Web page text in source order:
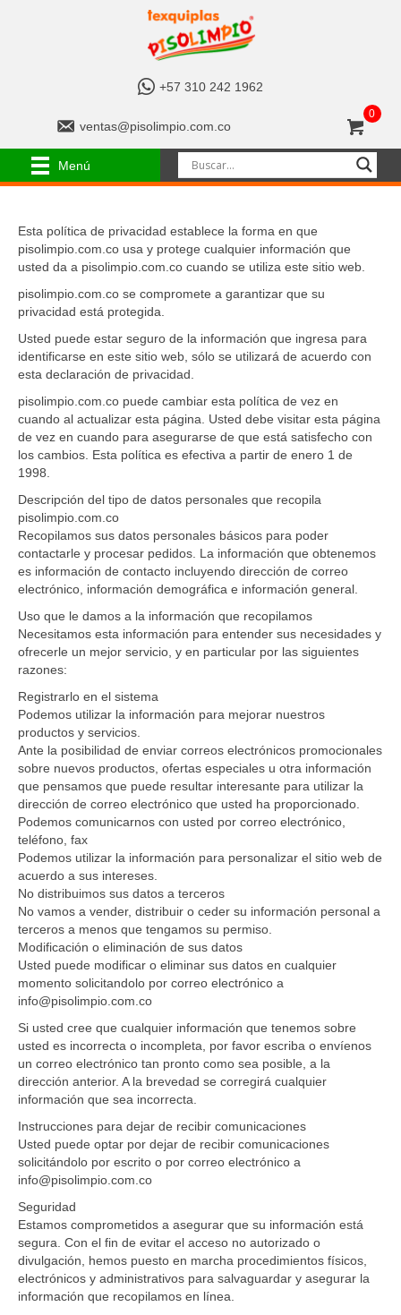
+
7
2
1
9
2
+57 310 242 1962
v
@
p
i
i
m
p
.
c
o
ventas@pisolimpio.com.co
0
Menú
Esta política de privacidad establece la forma en que
pisolimpio.com.co usa y protege cualquier información que
usted da a pisolimpio.com.co cuando se utiliza este sitio web.
pisolimpio.com.co se compromete a garantizar que su
privacidad está protegida.
Usted puede estar seguro de la información que ingresa para
identificarse en este sitio web, sólo se utilizará de acuerdo con
esta declaración de privacidad.
pisolimpio.com.co puede cambiar esta política de vez en
cuando al actualizar esta página. Usted debe visitar esta página
de vez en cuando para asegurarse de que está satisfecho con
los cambios. Esta política es efectiva a partir de enero 1 de
1998.
Descripción del tipo de datos personales que recopila
pisolimpio.com.co
Recopilamos sus datos personales básicos para poder
contactarle y procesar pedidos. La información que obtenemos
es información de contacto incluyendo dirección de correo
electrónico, información demográfica e información general.
Uso que le damos a la información que recopilamos
Necesitamos esta información para entender sus necesidades y
ofrecerle un mejor servicio, y en particular por las siguientes
razones:
Registrarlo en el sistema
Podemos utilizar la información para mejorar nuestros
productos y servicios.
Ante la posibilidad de enviar correos electrónicos promocionales
sobre nuevos productos, ofertas especiales u otra información
que pensamos que puede resultar interesante para utilizar la
dirección de correo electrónico que usted ha proporcionado.
Podemos comunicarnos con usted por correo electrónico,
teléfono, fax
Podemos utilizar la información para personalizar el sitio web de
acuerdo a sus intereses.
No distribuimos sus datos a terceros
No vamos a vender, distribuir o ceder su información personal a
terceros a menos que tengamos su permiso.
Modificación o eliminación de sus datos
Usted puede modificar o eliminar sus datos en cualquier
momento solicitandolo por correo electrónico a
info@pisolimpio.com.co
Si usted cree que cualquier información que tenemos sobre
usted es incorrecta o incompleta, por favor escriba o envíenos
un correo electrónico tan pronto como sea posible, a la
dirección anterior. A la brevedad se corregirá cualquier
información que sea incorrecta.
Instrucciones para dejar de recibir comunicaciones
Usted puede optar por dejar de recibir comunicaciones
solicitándolo por escrito o por correo electrónico a
info@pisolimpio.com.co
Seguridad
Estamos comprometidos a asegurar que su información está
segura. Con el fin de evitar el acceso no autorizado o
divulgación, hemos puesto en marcha procedimientos físicos,
electrónicos y administrativos para salvaguardar y asegurar la
información que recopilamos en línea.